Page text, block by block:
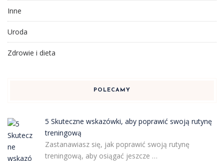
Inne
Uroda
Zdrowie i dieta
POLECAMY
5 Skuteczne wskazówki, aby poprawić swoją rutynę
treningową
Zastanawiasz się, jak poprawić swoją rutynę
treningową, aby osiągać jeszcze …